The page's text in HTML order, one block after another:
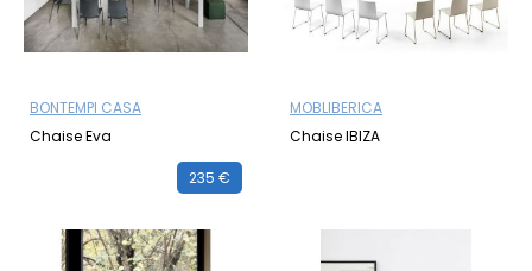
BONTEMPI CASA
Chaise Eva
235 €
MOBLIBERICA
Chaise IBIZA